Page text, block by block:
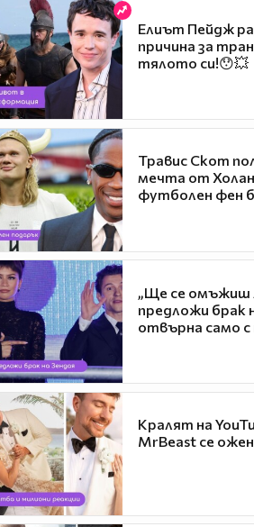
Елиът Пейдж
причина за
тялото си!😯💥
Травис Скот
мечта от
футболен фен
„Ще се омъжиш
предложи брак
отвърна само
Кралят на
MrBeast се